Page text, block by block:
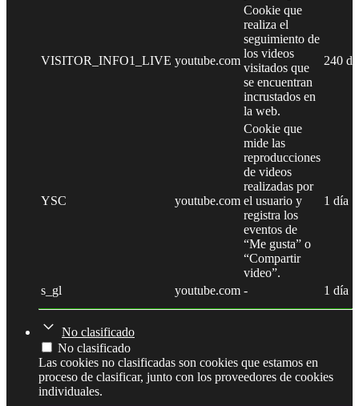
VISITOR_INFO1_LIVE youtube.com
Cookie que
realiza el
seguimiento de
los videos
visitados que
se encuentran
incrustados en
la web.
240
YSC youtube.com
Cookie que
mide las
reproducciones
de videos
realizadas por
el usuario y
registra los
eventos de
“Me gusta” o
“Compartir
video”.
1 día
s_gl youtube.com - 1 día
No clasificado
No clasificado
Las cookies no clasificadas son cookies que estamos en
proceso de clasificar, junto con los proveedores de cookies
individuales.